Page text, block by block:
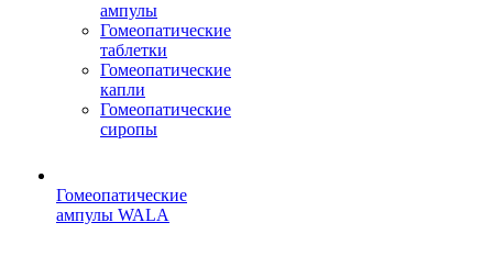
ампулы
Гомеопатические
таблетки
Гомеопатические
капли
Гомеопатические
сиропы
Гомеопатические
ампулы WALA